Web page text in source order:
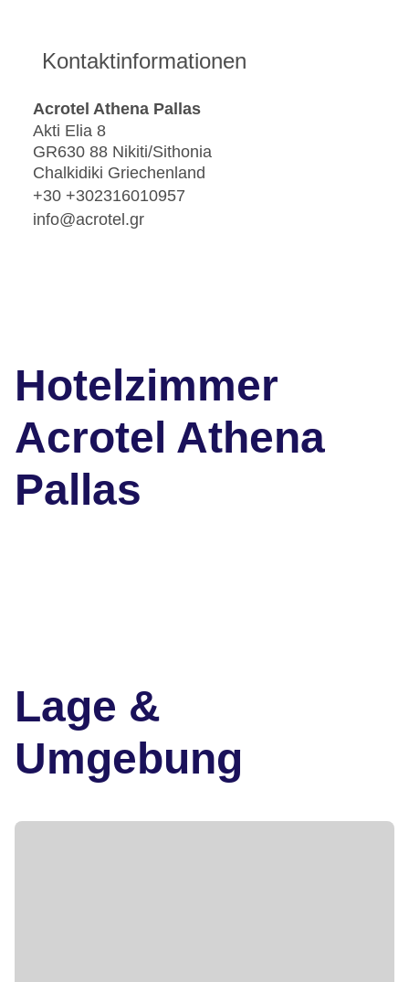
Kontaktinformationen
Acrotel Athena Pallas
Akti Elia 8
GR630 88 Nikiti/Sithonia
Chalkidiki Griechenland
+30 +302316010957
info@acrotel.gr
Hotelzimmer
Acrotel Athena
Pallas
Lage &
Umgebung